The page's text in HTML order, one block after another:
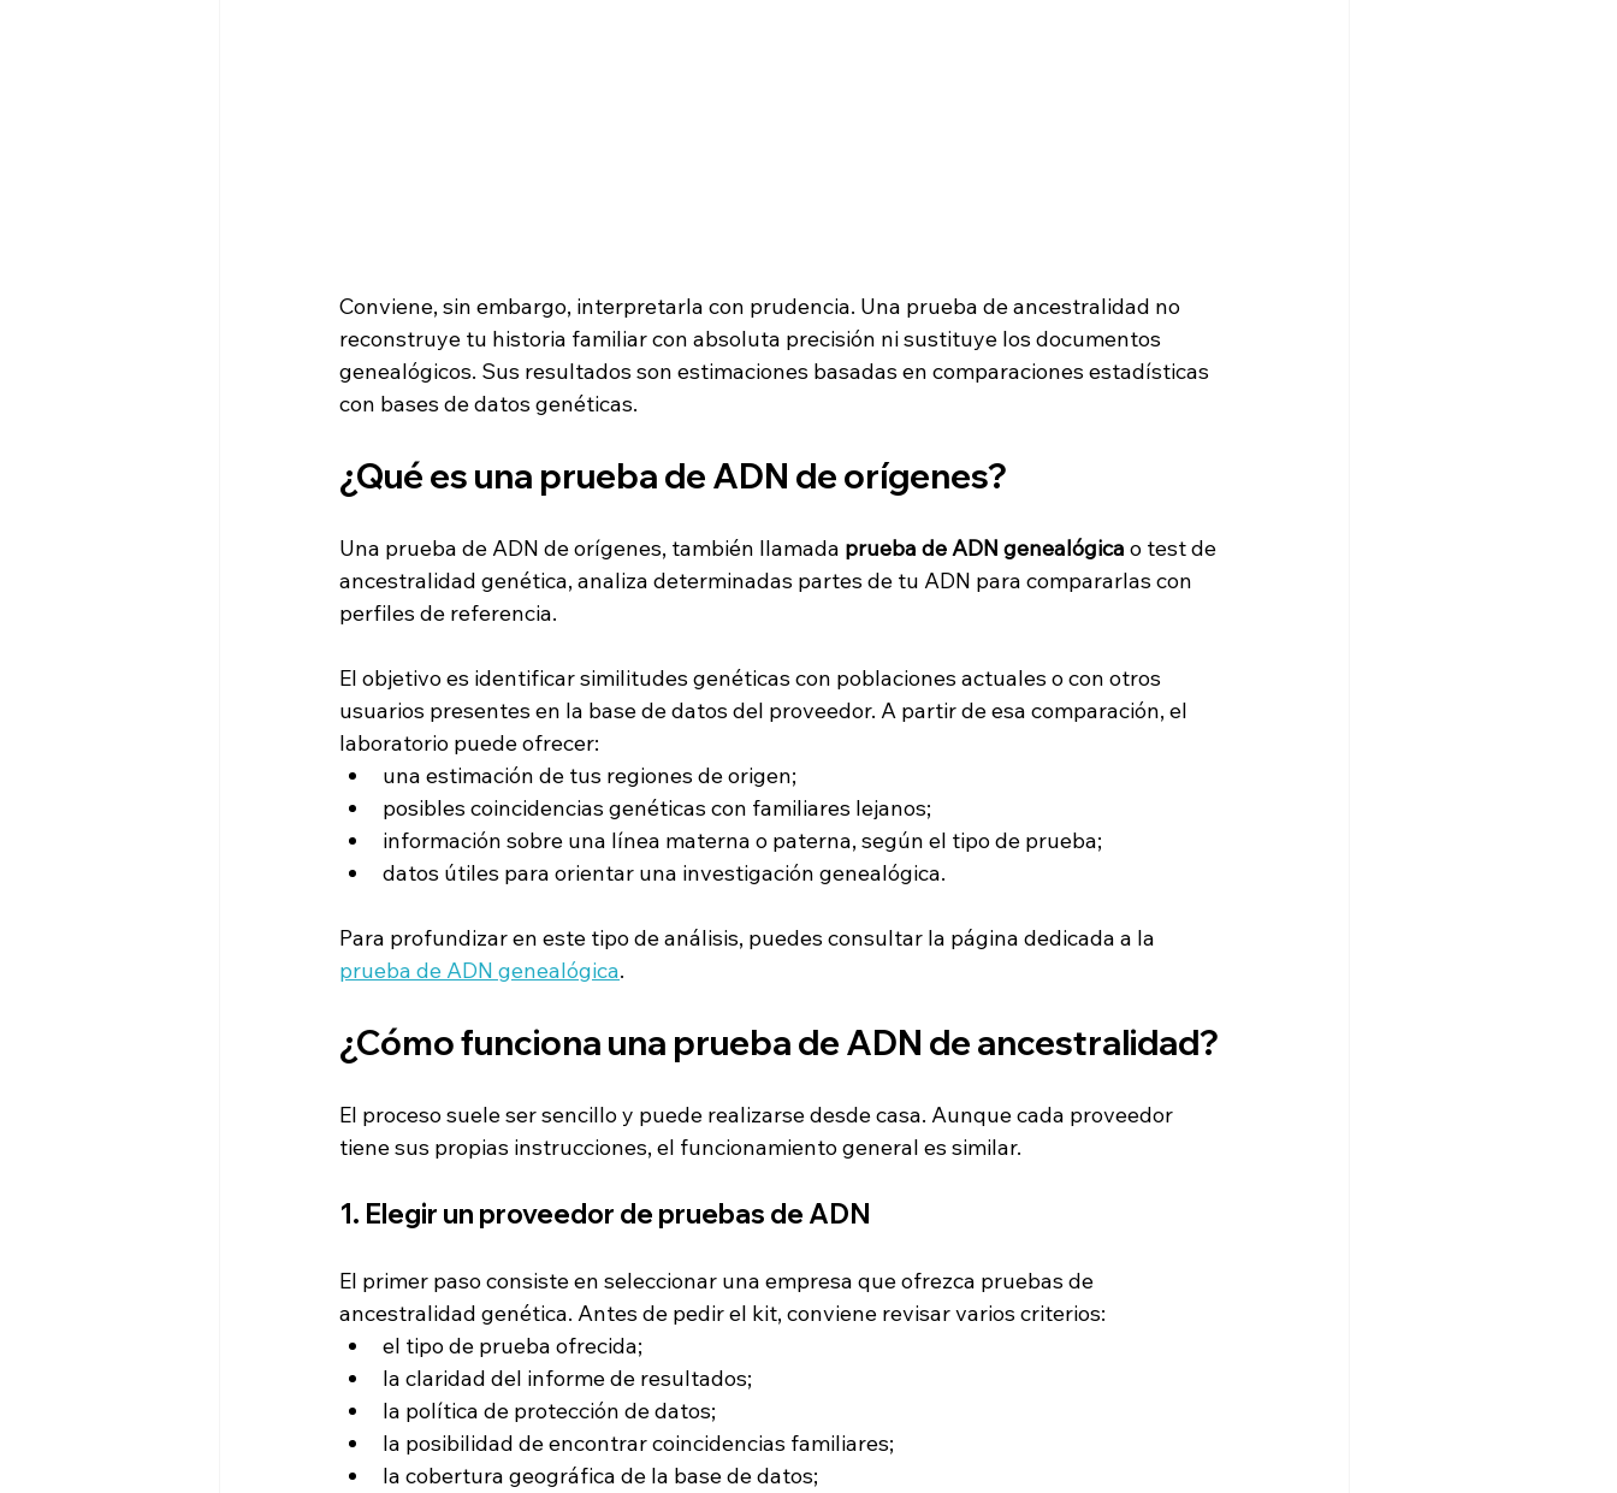
Conviene, sin embargo, interpretarla con prudencia. Una prueba de ancestralidad no
reconstruye tu historia familiar con absoluta precisión ni sustituye los documentos
genealógicos. Sus resultados son estimaciones basadas en comparaciones estadísticas
con bases de datos genéticas.
¿Qué es una prueba de ADN de orígenes?
Una prueba de ADN de orígenes, también llamada prueba de ADN genealógica o test de
ancestralidad genética, analiza determinadas partes de tu ADN para compararlas con
perfiles de referencia.
El objetivo es identificar similitudes genéticas con poblaciones actuales o con otros
usuarios presentes en la base de datos del proveedor. A partir de esa comparación, el
laboratorio puede ofrecer:
una estimación de tus regiones de origen;
posibles coincidencias genéticas con familiares lejanos;
información sobre una línea materna o paterna, según el tipo de prueba;
datos útiles para orientar una investigación genealógica.
Para profundizar en este tipo de análisis, puedes consultar la página dedicada a la
prueba de ADN genealógica.
¿Cómo funciona una prueba de ADN de ancestralidad?
El proceso suele ser sencillo y puede realizarse desde casa. Aunque cada proveedor
tiene sus propias instrucciones, el funcionamiento general es similar.
1. Elegir un proveedor de pruebas de ADN
El primer paso consiste en seleccionar una empresa que ofrezca pruebas de
ancestralidad genética. Antes de pedir el kit, conviene revisar varios criterios:
el tipo de prueba ofrecida;
la claridad del informe de resultados;
la política de protección de datos;
la posibilidad de encontrar coincidencias familiares;
la cobertura geográfica de la base de datos;